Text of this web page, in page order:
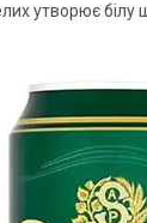
утворює